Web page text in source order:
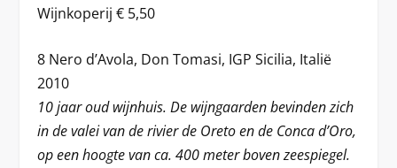
Wijnkoperij € 5,50
8 Nero d’Avola, Don Tomasi, IGP Sicilia, Italië
2010
10 jaar oud wijnhuis. De wijngaarden bevinden zich
in de valei van de rivier de Oreto en de Conca d’Oro,
op een hoogte van ca. 400 meter boven zeespiegel.